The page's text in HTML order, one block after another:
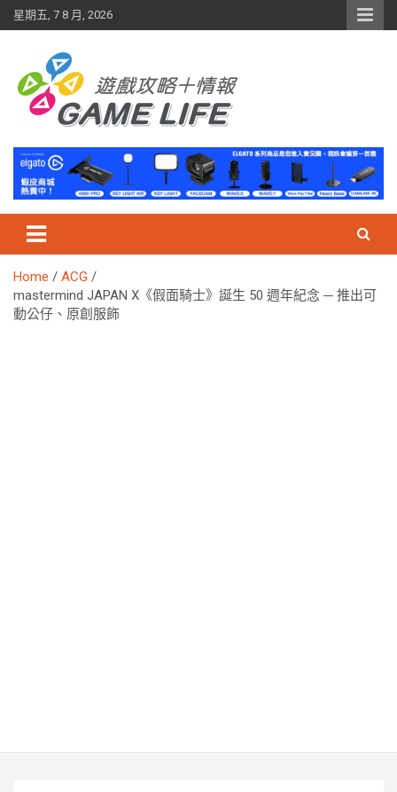
Skip
to
星期五, 7 8 月, 2026
Home
ACG
mastermind JAPAN X《假面騎士》誕生 50 週年紀念 ─ 推出可
動公仔、原創服飾